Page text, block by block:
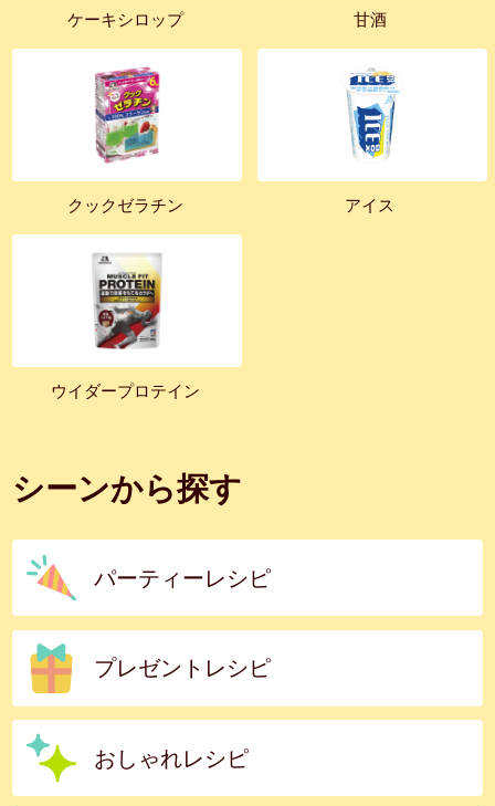
ケーキシロップ 甘酒
クックゼラチン アイス
ウイダープロテイン
シーンから探す
パーティーレシピ
プレゼントレシピ
おしゃれレシピ